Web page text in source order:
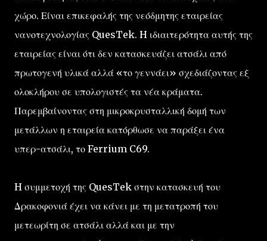
χώρο. Είναι επικεφαλής της νεόδμητης εταιρείας
νανοτεχνολογίας QuesTek. H ιδιαιτερότητα αυτής της
εταιρείας είναι ότι δεν κατασκευάζει ατσάλι από
πρωτογενή υλικά αλλά «το γεννάει» σχεδιάζοντας εξ
ολοκλήρου σε υπολογιστές τα νέα κράματα.
Παρεμβαίνοντας στη μικροκρυσταλλική δομή των
μετάλλων η εταιρεία κατόρθωσε να παράξει ένα
υπερ-ατσάλι, το Ferrium C69.
H συμμετοχή της QuesTek στην κατασκευή του
Δρακοφονιά έχει να κάνει με τη μετατροπή του
μετεωρίτη σε ατσάλι αλλά και με την